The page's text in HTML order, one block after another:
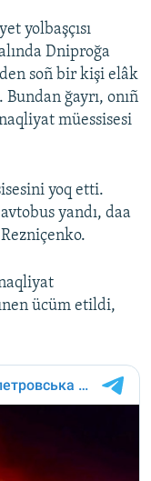
yolbaşçısı
Dniproğa
soñ bir kişi elâk
Bundan ğayrı, onıñ
müessisesi
yoq etti.
yandı, daa
ücüm etildi,